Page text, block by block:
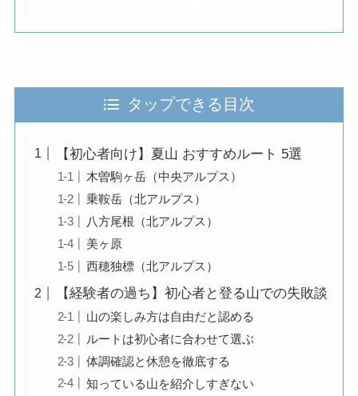
タップできる目次
【初心者向け】夏山 おすすめルート 5選
木曽駒ヶ岳（中央アルプス）
乗鞍岳（北アルプス）
八方尾根（北アルプス）
美ヶ原
西穂独標（北アルプス）
【経験者の過ち】初心者と登る山での失敗談
山の楽しみ方は自由だと認める
ルートは初心者に合わせて選ぶ
体調確認と休憩を徹底する
知っている山を紹介しすぎない